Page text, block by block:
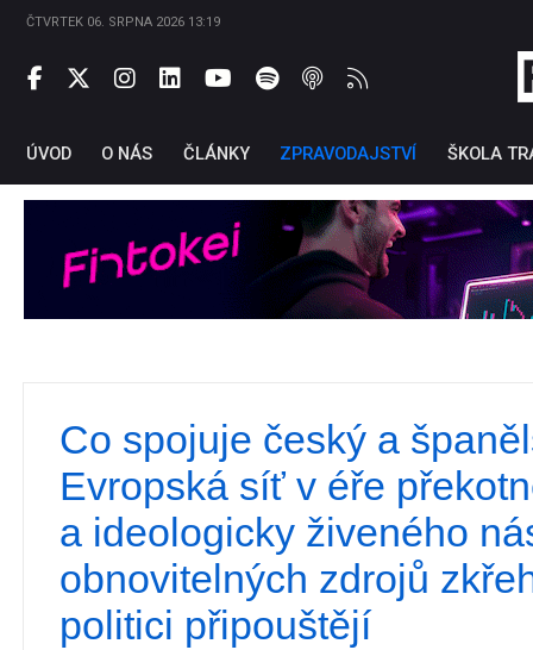
ČTVRTEK 06. SRPNA 2026 13:19
ÚVOD O NÁS ČLÁNKY ZPRAVODAJSTVÍ ŠKOLA
Co spojuje český a
Evropská síť v éře
a ideologicky živeného
obnovitelných zdrojů
politici připouštějí